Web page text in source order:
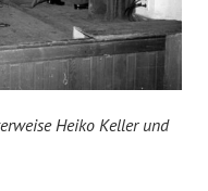
Heiko Keller und